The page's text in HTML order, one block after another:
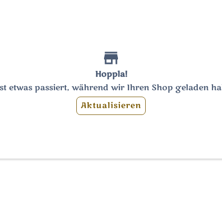
Hoppla!
etwas passiert, während wir Ihren Shop geladen
Aktualisieren